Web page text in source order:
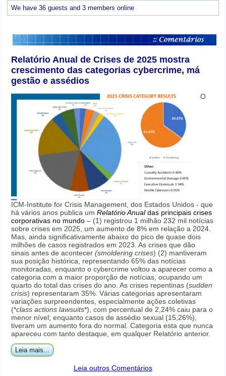
We have 36 guests and 3 members online
Relatório Anual de Crises de 2025 mostra
crescimento das categorias cybercrime, má
gestão e assédios
O
ICM-Institute for Crisis Management, dos Estados Unidos - que
há vários anos publica umRelatório Anualdas principais crises
corporativas no mundo – (1) registrou 1 milhão 232 mil notícias
sobre crises em 2025, um aumento de 8% em relação a 2024.
Mas, ainda significativamente abaixo do pico de quase dois
milhões de casos registrados em 2023. As crises que dão
sinais antes de acontecer(smoldering crises) (2) mantiveram
sua posição histórica, representando 65% das notícias
monitoradas, enquanto o cybercrime voltou a aparecer como a
categoria com a maior proporção de notícias, ocupando um
quarto do total das crises do ano. As crises repentinas (sudden
crisis) representaram 35%. Várias categorias apresentaram
variações surpreendentes, especialmente ações coletivas
(*class actions lawsuits*), com percentual de 2,24% caiu para o
menor nível; enquanto casos de assédio sexual (15,26%),
tiveram um aumento fora do normal. Categoria esta que nunca
apareceu com tanto destaque, em qualquer Relatório anterior.
Leia mais...
Leia outros Comentários